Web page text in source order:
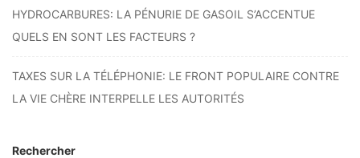
HYDROCARBURES: LA PÉNURIE DE GASOIL S’ACCENTUE
QUELS EN SONT LES FACTEURS ?
TAXES SUR LA TÉLÉPHONIE: LE FRONT POPULAIRE CONTRE
LA VIE CHÈRE INTERPELLE LES AUTORITÉS
Rechercher